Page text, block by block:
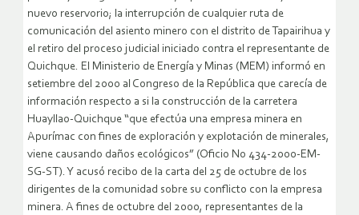
nuevo reservorio; la interrupción de cualquier ruta de
comunicación del asiento minero con el distrito de Tapairihua y
el retiro del proceso judicial iniciado contra el representante de
Quichque. El Ministerio de Energía y Minas (MEM) informó en
setiembre del 2000 al Congreso de la República que carecía de
información respecto a si la construcción de la carretera
Huayllao-Quichque “que efectúa una empresa minera en
Apurímac con fines de exploración y explotación de minerales,
viene causando daños ecológicos” (Oficio No 434-2000-EM-
SG-ST). Y acusó recibo de la carta del 25 de octubre de los
dirigentes de la comunidad sobre su conflicto con la empresa
minera. A fines de octubre del 2000, representantes de la